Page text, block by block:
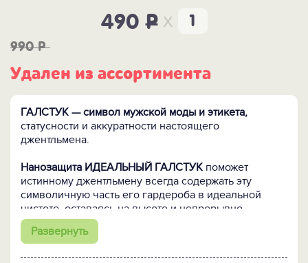
490P x
990P
Удален из ассортимента
ГАЛСТУК — символ мужской моды и этикета,
статусности и аккуратности настоящего
джентльмена.
Нанозащита ИДЕАЛЬНЫЙ ГАЛСТУК поможет
истинному джентльмену всегда содержать эту
символичную часть его гардероба в идеальной
чистоте, оставаясь на высоте и непрерывно
постигая успехи как в карьере, так и личных
отношениях.
Развернуть